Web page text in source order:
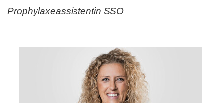
Prophylaxeassistentin SSO